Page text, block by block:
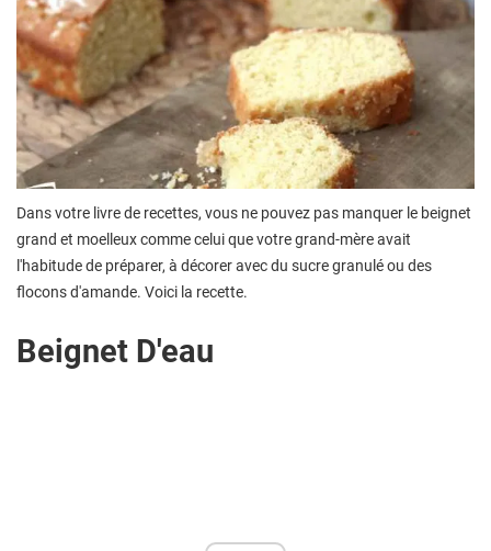
Dans votre livre de recettes, vous ne pouvez pas manquer le beignet
grand et moelleux comme celui que votre grand-mère avait
l'habitude de préparer, à décorer avec du sucre granulé ou des
flocons d'amande. Voici la recette.
Beignet D'eau